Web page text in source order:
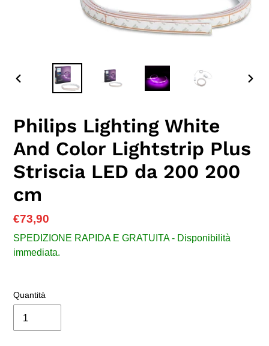
Philips Lighting White
And Color Lightstrip Plus
Striscia LED da 200 200
cm
Prezzo
di
listino
€73,90
SPEDIZIONE RAPIDA E GRATUITA - Disponibilità
immediata.
Quantità